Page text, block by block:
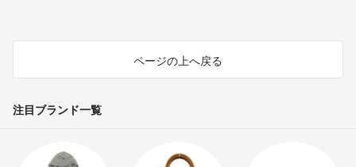
ページの上へ戻る
注目ブランド一覧